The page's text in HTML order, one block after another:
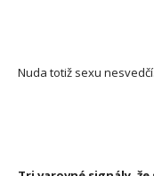
Nuda totiž sexu nesvedčí.